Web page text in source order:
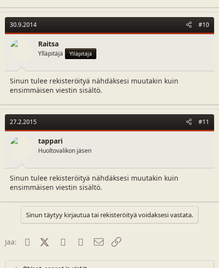
30.9.2014 #10
Raitsa
Ylläpitäjä Ylläpitäjä
Sinun tulee rekisteröityä nähdäksesi muutakin kuin
ensimmäisen viestin sisältö.
27.2.2015 #11
tappari
Huoltovalikon jäsen
Sinun tulee rekisteröityä nähdäksesi muutakin kuin
ensimmäisen viestin sisältö.
Sinun täytyy kirjautua tai rekisteröityä voidaksesi vastata.
Jaa: FacebookX (Twitter)
Reddit WhatsAppSähköposti